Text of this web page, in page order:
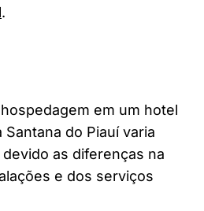
.
em um hotel
do Piauí varia
as diferenças na
e dos serviços